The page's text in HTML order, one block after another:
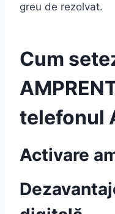
greu de rezolvat.
Cum
telefonul
Activare